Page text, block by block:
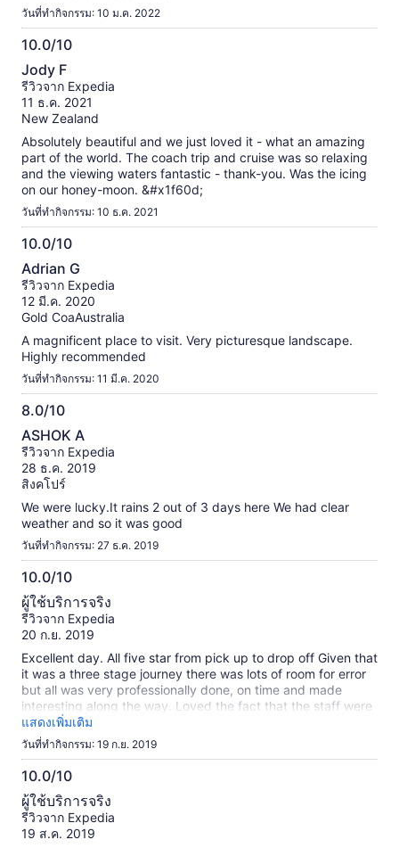
วันที่ทำกิจกรรม: 10 ม.ค. 2022
10.0/10
10.0
จาก
10
Jody F
รีวิวจาก Expedia
11 ธ.ค. 2021
New Zealand
Absolutely beautiful and we just loved it - what an amazing
part of the world. The coach trip and cruise was so relaxing
and the viewing waters fantastic - thank-you. Was the icing
on our honey-moon. &#x1f60d;
วันที่ทำกิจกรรม: 10 ธ.ค. 2021
10.0/10
10.0
จาก
10
Adrian G
รีวิวจาก Expedia
12 มี.ค. 2020
Gold CoaAustralia
A magnificent place to visit. Very picturesque landscape.
Highly recommended
วันที่ทำกิจกรรม: 11 มี.ค. 2020
8.0/10
8.0
จาก
10
ASHOK A
รีวิวจาก Expedia
28 ธ.ค. 2019
สิงคโปร์
We were lucky.It rains 2 out of 3 days here We had clear
weather and so it was good
วันที่ทำกิจกรรม: 27 ธ.ค. 2019
10.0/10
10.0
จาก
10
ผู้ใช้บริการจริง
รีวิวจาก Expedia
20 ก.ย. 2019
Excellent day. All five star from pick up to drop off Given that
it was a three stage journey there was lots of room for error
but all was very professionally done, on time and made
interesting along the way. Loved the fact that the staff were
very knowledgeable and personable. Oh .... and the free tea
and coffee was an added bonus. Highly recommended
แสดงเพิ่มเติม
วันที่ทำกิจกรรม: 19 ก.ย. 2019
10.0/10
10.0
จาก
10
ผู้ใช้บริการจริง
รีวิวจาก Expedia
19 ส.ค. 2019